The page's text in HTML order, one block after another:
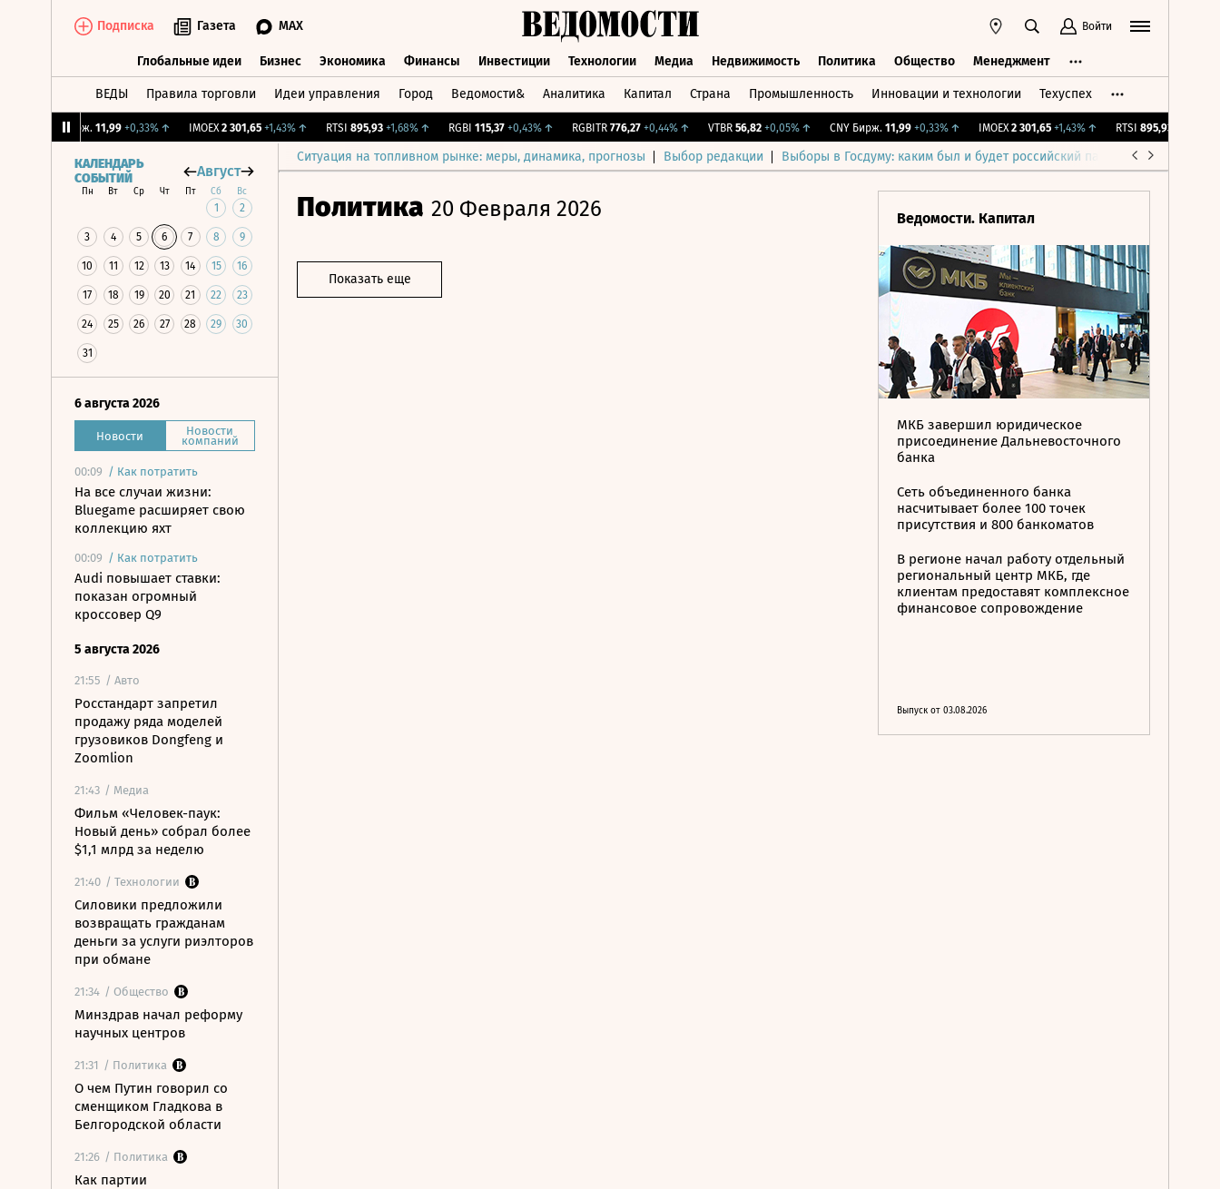
Подписка Газета MAX Войти
Глобальные идеи Бизнес Экономика Финансы Инвестиции Технологии Медиа Недвижимость Политика Общество Менеджмент
ВЕДЫ Правила торговли Идеи управления Город Ведомости& Аналитика Капитал Страна Промышленность Инновации и технологии Техуспех
11,99 +0,33%↑ IMOEX 2 301,65 +1,43%↑ RTSI 895,93 +1,68%↑ RGBI 115,37 +0,43%↑ RGBITR 776,27 +0,44%↑ VTBR 56,82 +0,05%↑ CNY Бирж. 11,99 +0,33%↑ IMOEX 2 301,65 +1,43%↑ RTSI 895,93 +1,68%
Ситуация на топливном рынке: меры, динамика, прогнозы Выбор редакции Выборы в Госдуму: каким был и будет российский парламент
КАЛЕНДАРЬ
СОБЫТИЙ
Август
Пн Вт Ср Чт Пт Сб Вс
1 2
3 4 5 6 7 8 9
10 11 12 13 14 15 16
17 18 19 20 21 22 23
24 25 26 27 28 29 30
31
6 августа 2026
Новости Новости
компаний
00:09 / Как потратить
На все случаи жизни:
Bluegame расширяет свою
коллекцию яхт
00:09 / Как потратить
Audi повышает ставки:
показан огромный
кроссовер Q9
5 августа 2026
21:55 / Авто
Росстандарт запретил
продажу ряда моделей
грузовиков Dongfeng и
Zoomlion
21:43 / Медиа
Фильм «Человек-паук:
Новый день» собрал более
$1,1 млрд за неделю
21:40 / Технологии
Силовики предложили
возвращать гражданам
деньги за услуги риэлторов
при обмане
21:34 / Общество
Минздрав начал реформу
научных центров
21:31 / Политика
О чем Путин говорил со
сменщиком Гладкова в
Белгородской области
21:26 / Политика
Как партии
Политика 20 Февраля 2026
Показать еще
Ведомости. Капитал
МКБ завершил юридическое
присоединение Дальневосточного
банка
Сеть объединенного банка
насчитывает более 100 точек
присутствия и 800 банкоматов
В регионе начал работу отдельный
региональный центр МКБ, где
клиентам предоставят комплексное
финансовое сопровождение
Выпуск от 03.08.2026